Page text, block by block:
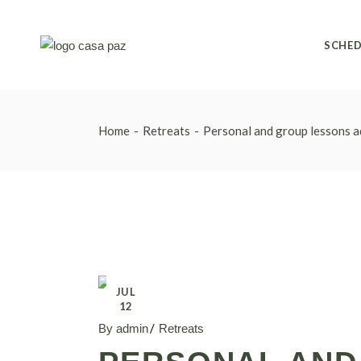
Home Retreats Personal and group lessons
JUL
12
By admin Retreats